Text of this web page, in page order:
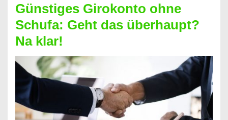
dabei
profitieren
–
So
funktioniert’s
Günstiges Girokonto ohne
Schufa: Geht das überhaupt?
Na klar!